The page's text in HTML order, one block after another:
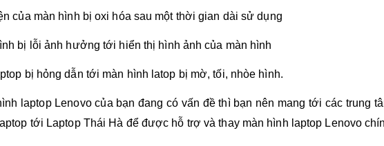
của màn hình bị oxi hóa sau một thời gian dài sử dụng
bị lỗi ảnh hưởng tới hiển thị hình ảnh của màn hình
bị hỏng dẫn tới màn hình latop bị mờ, tối, nhòe hình.
laptop Lenovocủa bạn đang có vấn đề thì bạn nên mang tới các trung
tới Laptop Thái Hà để được hỗ trợ và thay màn hình laptop Lenovo